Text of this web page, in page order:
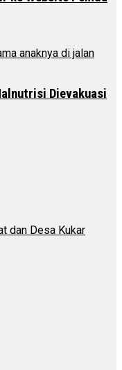
Dievakuasi
dan Desa Kukar